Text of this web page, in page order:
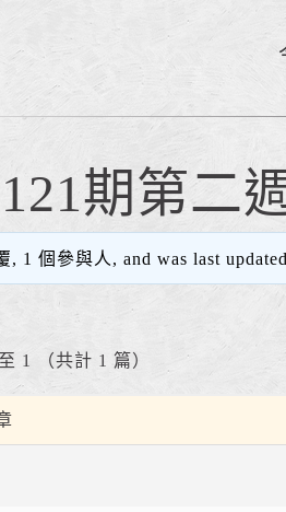
期第二
, 1 個參與人, and was last
1 （共計 1 篇）